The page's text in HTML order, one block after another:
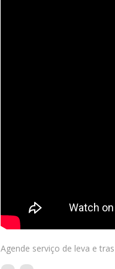
Agende serviço de leva e